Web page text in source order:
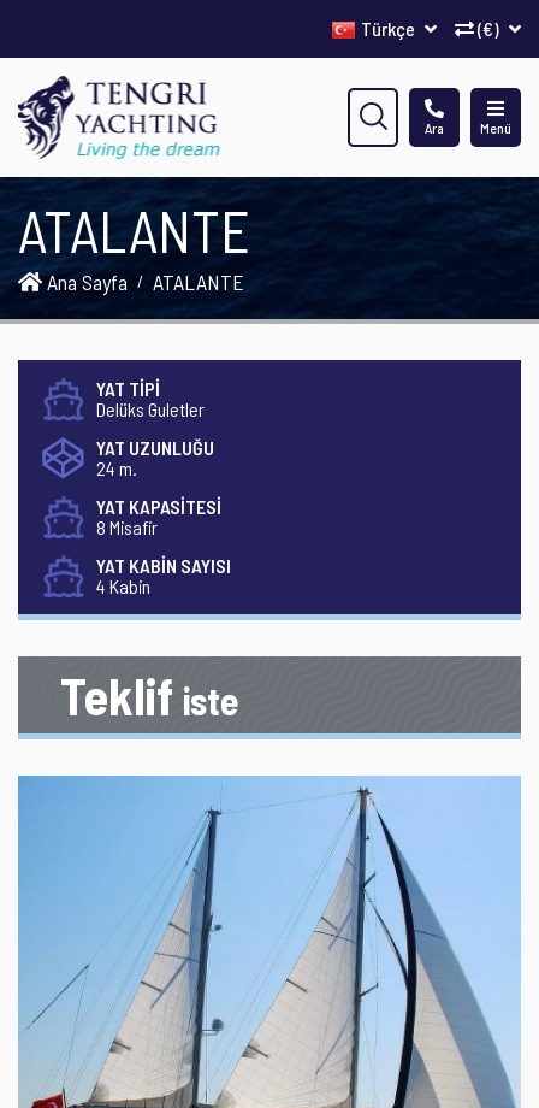
(€)
Türkçe
Menü
Ara
ATALANTE
Ana Sayfa ATALANTE
YAT TİPİ
Delüks Guletler
YAT UZUNLUĞU
24 m.
YAT KAPASİTESİ
8 Misafir
YAT KABİN SAYISI
4 Kabin
Teklif iste